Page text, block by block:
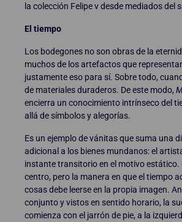
la colección Felipe v desde mediados del
El tiempo
Los bodegones no son obras de la
muchos de los artefactos que
justamente eso para sí. Sobre todo,
de materiales duraderos. De este modo,
encierra un conocimiento intrínseco del
allá de símbolos y alegorías.
Es un ejemplo de vánitas que suma una
adicional a los bienes mundanos: el
instante transitorio en el motivo estático.
centro, pero la manera en que el tiempo
cosas debe leerse en la propia imagen.
conjunto y vistos en sentido horario, la
comienza con el jarrón de pie, a la